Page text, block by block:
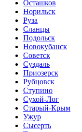
Осташков
Норильск
Руза
Сланцы
Подольск
Новокубанск
Советск
Суздаль
Приозерск
Рубцовск
Ступино
Сухой-Лог
Старый-Крым
Ужур
Сысерть